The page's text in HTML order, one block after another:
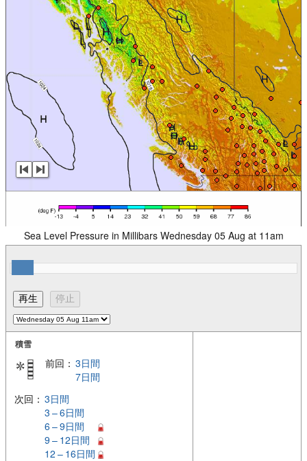
Sea Level Pressure in Millibars Wednesday 05 Aug at 11am
積雪
前回： 3日間
7日間
次回： 3日間
3 – 6日間
6 – 9日間
9 – 12日間
12 – 16日間